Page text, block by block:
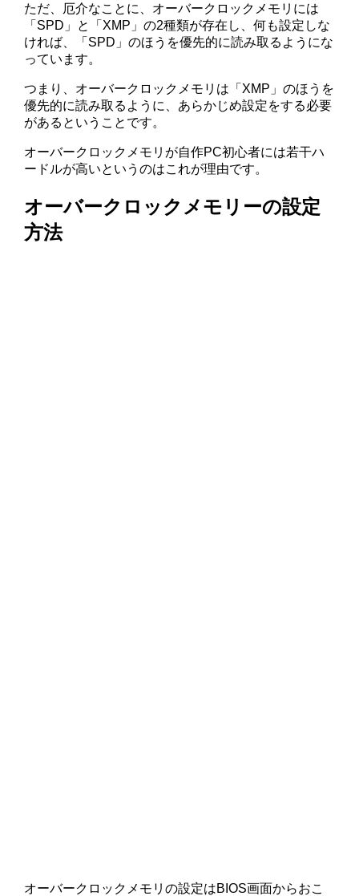
ただ、厄介なことに、オーバークロックメモリには
「SPD」と「XMP」の2種類が存在し、何も設定しな
ければ、「SPD」のほうを優先的に読み取るようにな
っています。
つまり、オーバークロックメモリは「XMP」のほうを
優先的に読み取るように、あらかじめ設定をする必要
があるということです。
オーバークロックメモリが自作PC初心者には若干ハ
ードルが高いというのはこれが理由です。
オーバークロックメモリーの設定
方法
オーバークロックメモリの設定はBIOS画面からおこ